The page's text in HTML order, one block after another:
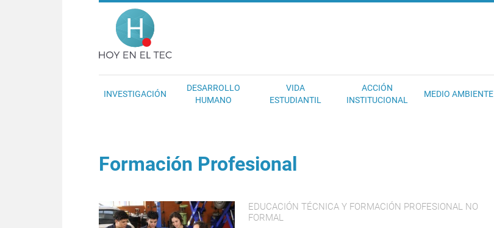
Pasar al contenido principal
INVESTIGACIÓN
DESARROLLO
HUMANO
VIDA
ESTUDIANTIL
ACCIÓN
INSTITUCIONAL
MEDIO AMBIENTE
Formación Profesional
EDUCACIÓN TÉCNICA Y FORMACIÓN PROFESIONAL NO
FORMAL